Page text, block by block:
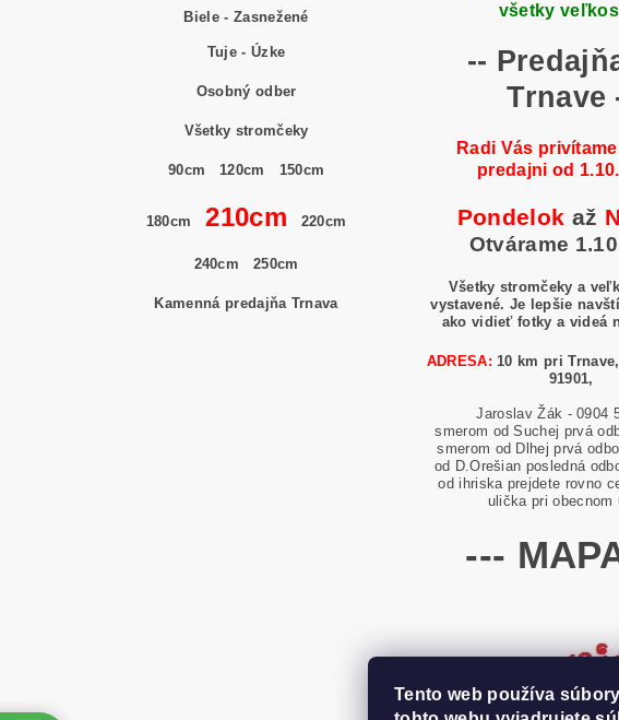
Biele - Zasnežené
Tuje - Úzke
Osobný odber
Všetky stromčeky
90cm 120cm 150cm
180cm 210cm 220cm
240cm 250cm
Kamenná predajňa Trnava
všetky
--
Trnave
Radi Vás
predajni od
Pondelok až
Otvárame
Všetky stromčeky a
vystavené. Je lepšie
ako vidieť fotky a videá
ADRESA:10 km pri
91901,
Jaroslav Žák - 0904
smerom od Suchej prvá
smerom od Dlhej prvá
od D.Orešian posledná
od ihriska prejdete rovno
ulička pri obecnom
---
Tento web používa